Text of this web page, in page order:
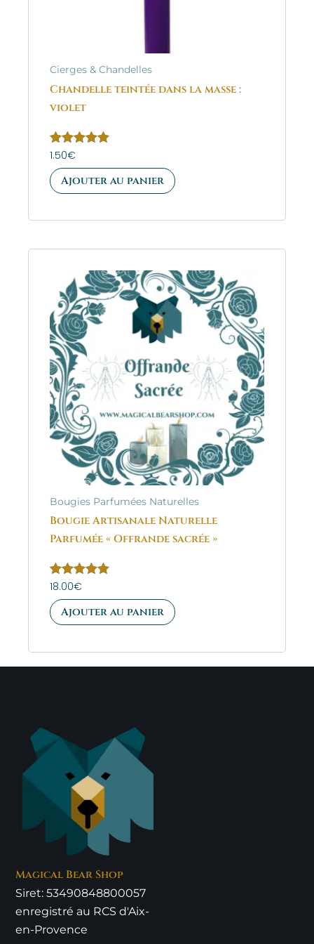
Cierges & Chandelles
Chandelle teintée dans la masse :
violet
Note
sur 5
1.50€
Ajouter au panier
Bougies Parfumées Naturelles
Bougie Artisanale Naturelle
Parfumée « Offrande sacrée »
Note
5.00
sur 5
18.00€
Ajouter au panier
Magical Bear Shop
Siret: 53490848800057
enregistré au RCS d'Aix-
en-Provence